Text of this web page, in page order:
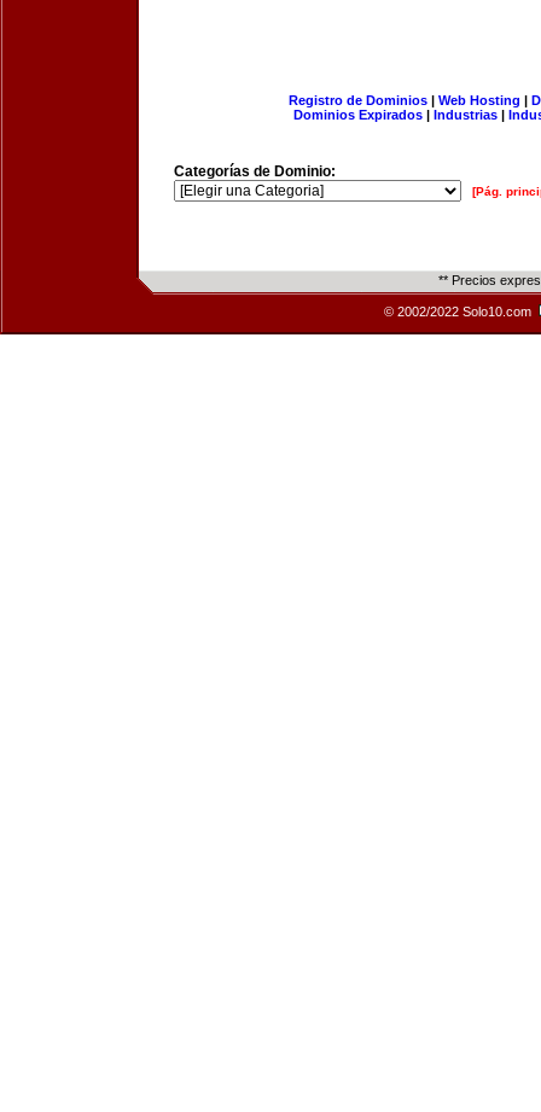
Registro de Dominios| Web Hosting |
Dominios Expirados | Industrias |
Categorías de Dominio:
[Pág.
** Precios
© 2002/2022 Solo10.com